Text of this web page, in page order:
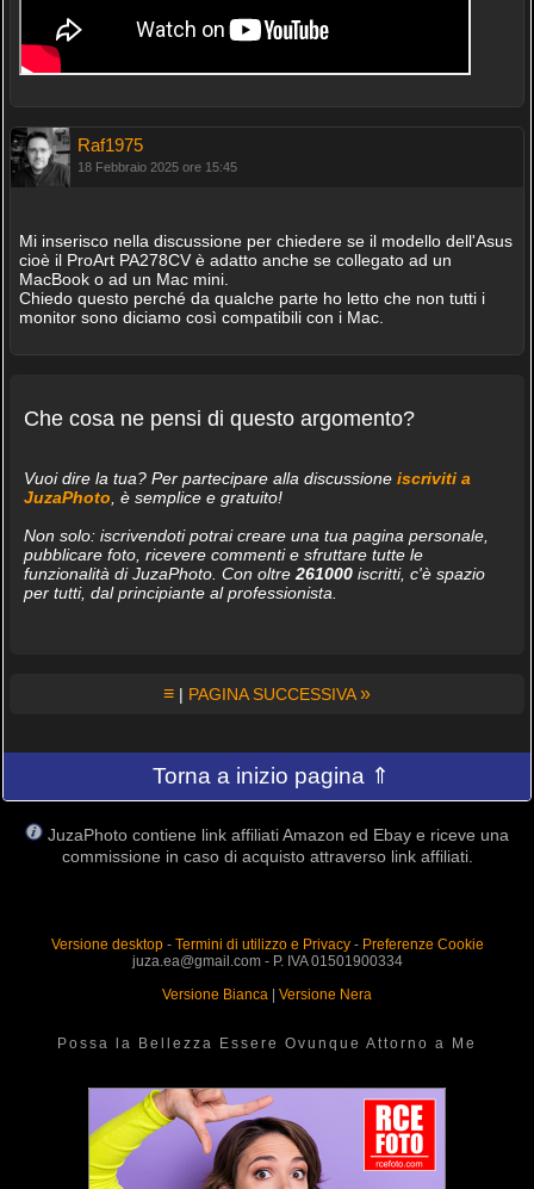
Raf1975
18 Febbraio 2025 ore 15:45
Mi inserisco nella discussione per chiedere se il modello dell'Asus
cioè il ProArt PA278CV è adatto anche se collegato ad un
MacBook o ad un Mac mini.
Chiedo questo perché da qualche parte ho letto che non tutti i
monitor sono diciamo così compatibili con i Mac.
Che cosa ne pensi di questo argomento?
Vuoi dire la tua? Per partecipare alla discussione iscriviti a
JuzaPhoto , è semplice e gratuito!
Non solo: iscrivendoti potrai creare una tua pagina personale,
pubblicare foto, ricevere commenti e sfruttare tutte le
funzionalità di JuzaPhoto. Con oltre 261000iscritti, c'è spazio
per tutti, dal principiante al professionista.
≡ | PAGINA SUCCESSIVA»
Torna a inizio pagina ⇑
JuzaPhoto contiene link affiliati Amazon ed Ebay e riceve una
commissione in caso di acquisto attraverso link affiliati.
Versione desktop- Termini di utilizzo e Privacy- Preferenze Cookie
juza.ea@gmail.com - P. IVA 01501900334
Versione Bianca | Versione Nera
Possa la Bellezza Essere Ovunque Attorno a Me